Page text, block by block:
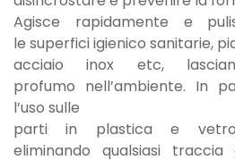
Agisce rapidamente e
le superfici igienico sanitarie,
acciaio inox etc,
profumo nell’ambiente. In
l’uso sulle
parti in plastica e
eliminando qualsiasi